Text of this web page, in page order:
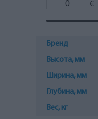
€
Бренд
Высота, мм
Ширина, мм
Глубина, мм
Вес, кг